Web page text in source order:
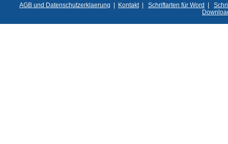
AGB und Datenschutzerklaerung | Kontakt| Schriftarten für Word |